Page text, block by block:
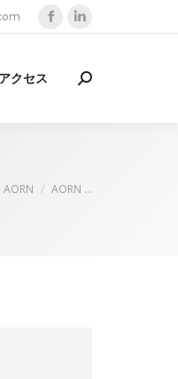
opensopens
アクセス Search:
AORN AORN …